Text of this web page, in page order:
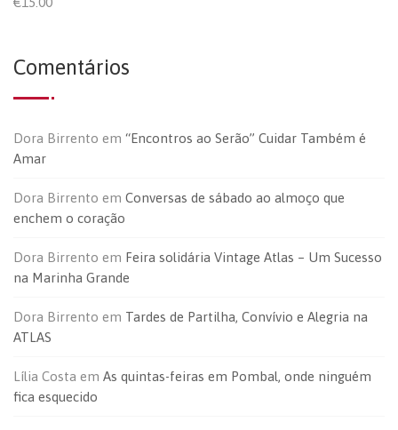
Comentários
Dora Birrento em “Encontros ao Serão” Cuidar Também é
Amar
Dora Birrento em Conversas de sábado ao almoço que
enchem o coração
Dora Birrento em Feira solidária Vintage Atlas – Um Sucesso
na Marinha Grande
Dora Birrento em Tardes de Partilha, Convívio e Alegria na
ATLAS
Lília Costa em As quintas-feiras em Pombal, onde ninguém
fica esquecido